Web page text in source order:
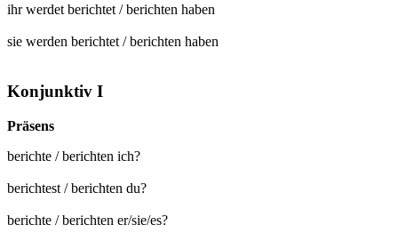
ihr werdet berichtet /berichten haben
sie werden berichtet /berichten haben
Konjunktiv I
Präsens
berichte / berichten ich?
berichtest / berichten du?
berichte / berichten er/sie/es?